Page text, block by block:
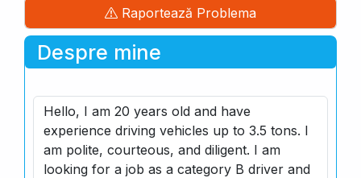
Raportează Problema
Despre mine
Hello, I am 20 years old and have
experience driving vehicles up to 3.5 tons. I
am polite, courteous, and diligent. I am
looking for a job as a category B driver and